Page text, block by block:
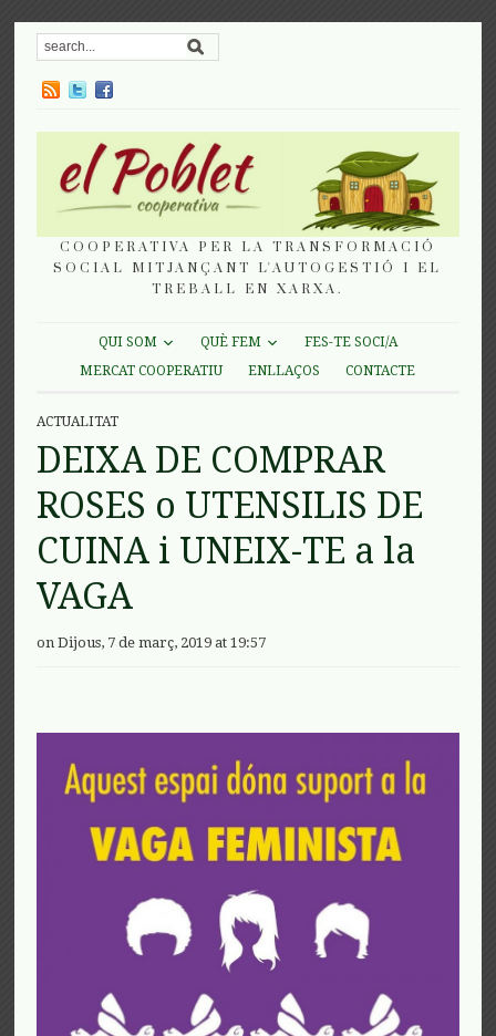
COOPERATIVA PER LA TRANSFORMACIÓ
SOCIAL MITJANÇANT L'AUTOGESTIÓ I EL
TREBALL EN XARXA.
QUI SOM QUÈ FEM
FES-TE SOCI/A
MERCAT COOPERATIU
ENLLAÇOS CONTACTE
ACTUALITAT
DEIXA DE COMPRAR
ROSES o UTENSILIS DE
CUINA i UNEIX-TE a la
VAGA
on Dijous, 7 de març, 2019 at 19:57